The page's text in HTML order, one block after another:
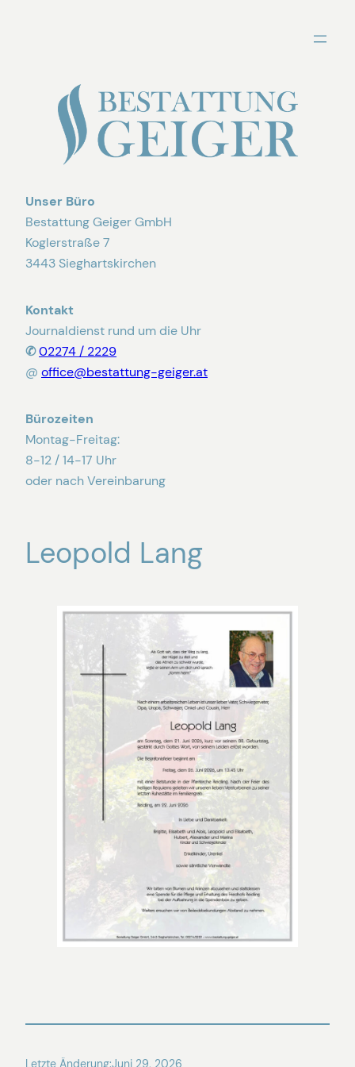
Unser Büro
Bestattung Geiger GmbH
Koglerstraße 7
3443 Sieghartskirchen
Kontakt
Journaldienst rund um die Uhr
✆02274 / 2229
@ office@bestattung-geiger.at
Bürozeiten
Montag-Freitag:
8-12 / 14-17 Uhr
oder nach Vereinbarung
Leopold Lang